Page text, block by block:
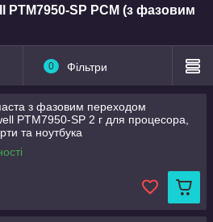
PTM7950-SP PCM (з фазовим
0 Фільтри
з фазовим переходом
PTM7950-SP 2 г для процесора,
та ноутбука